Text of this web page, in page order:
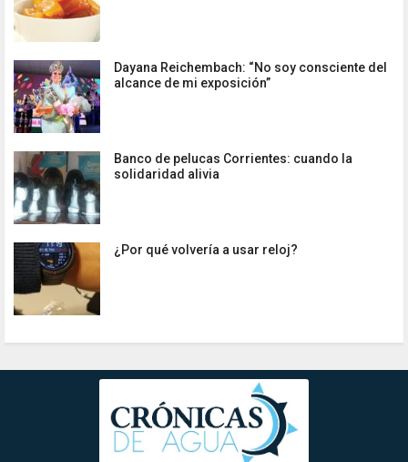
Dayana Reichembach: “No soy consciente del
alcance de mi exposición”
Banco de pelucas Corrientes: cuando la
solidaridad alivia
¿Por qué volvería a usar reloj?